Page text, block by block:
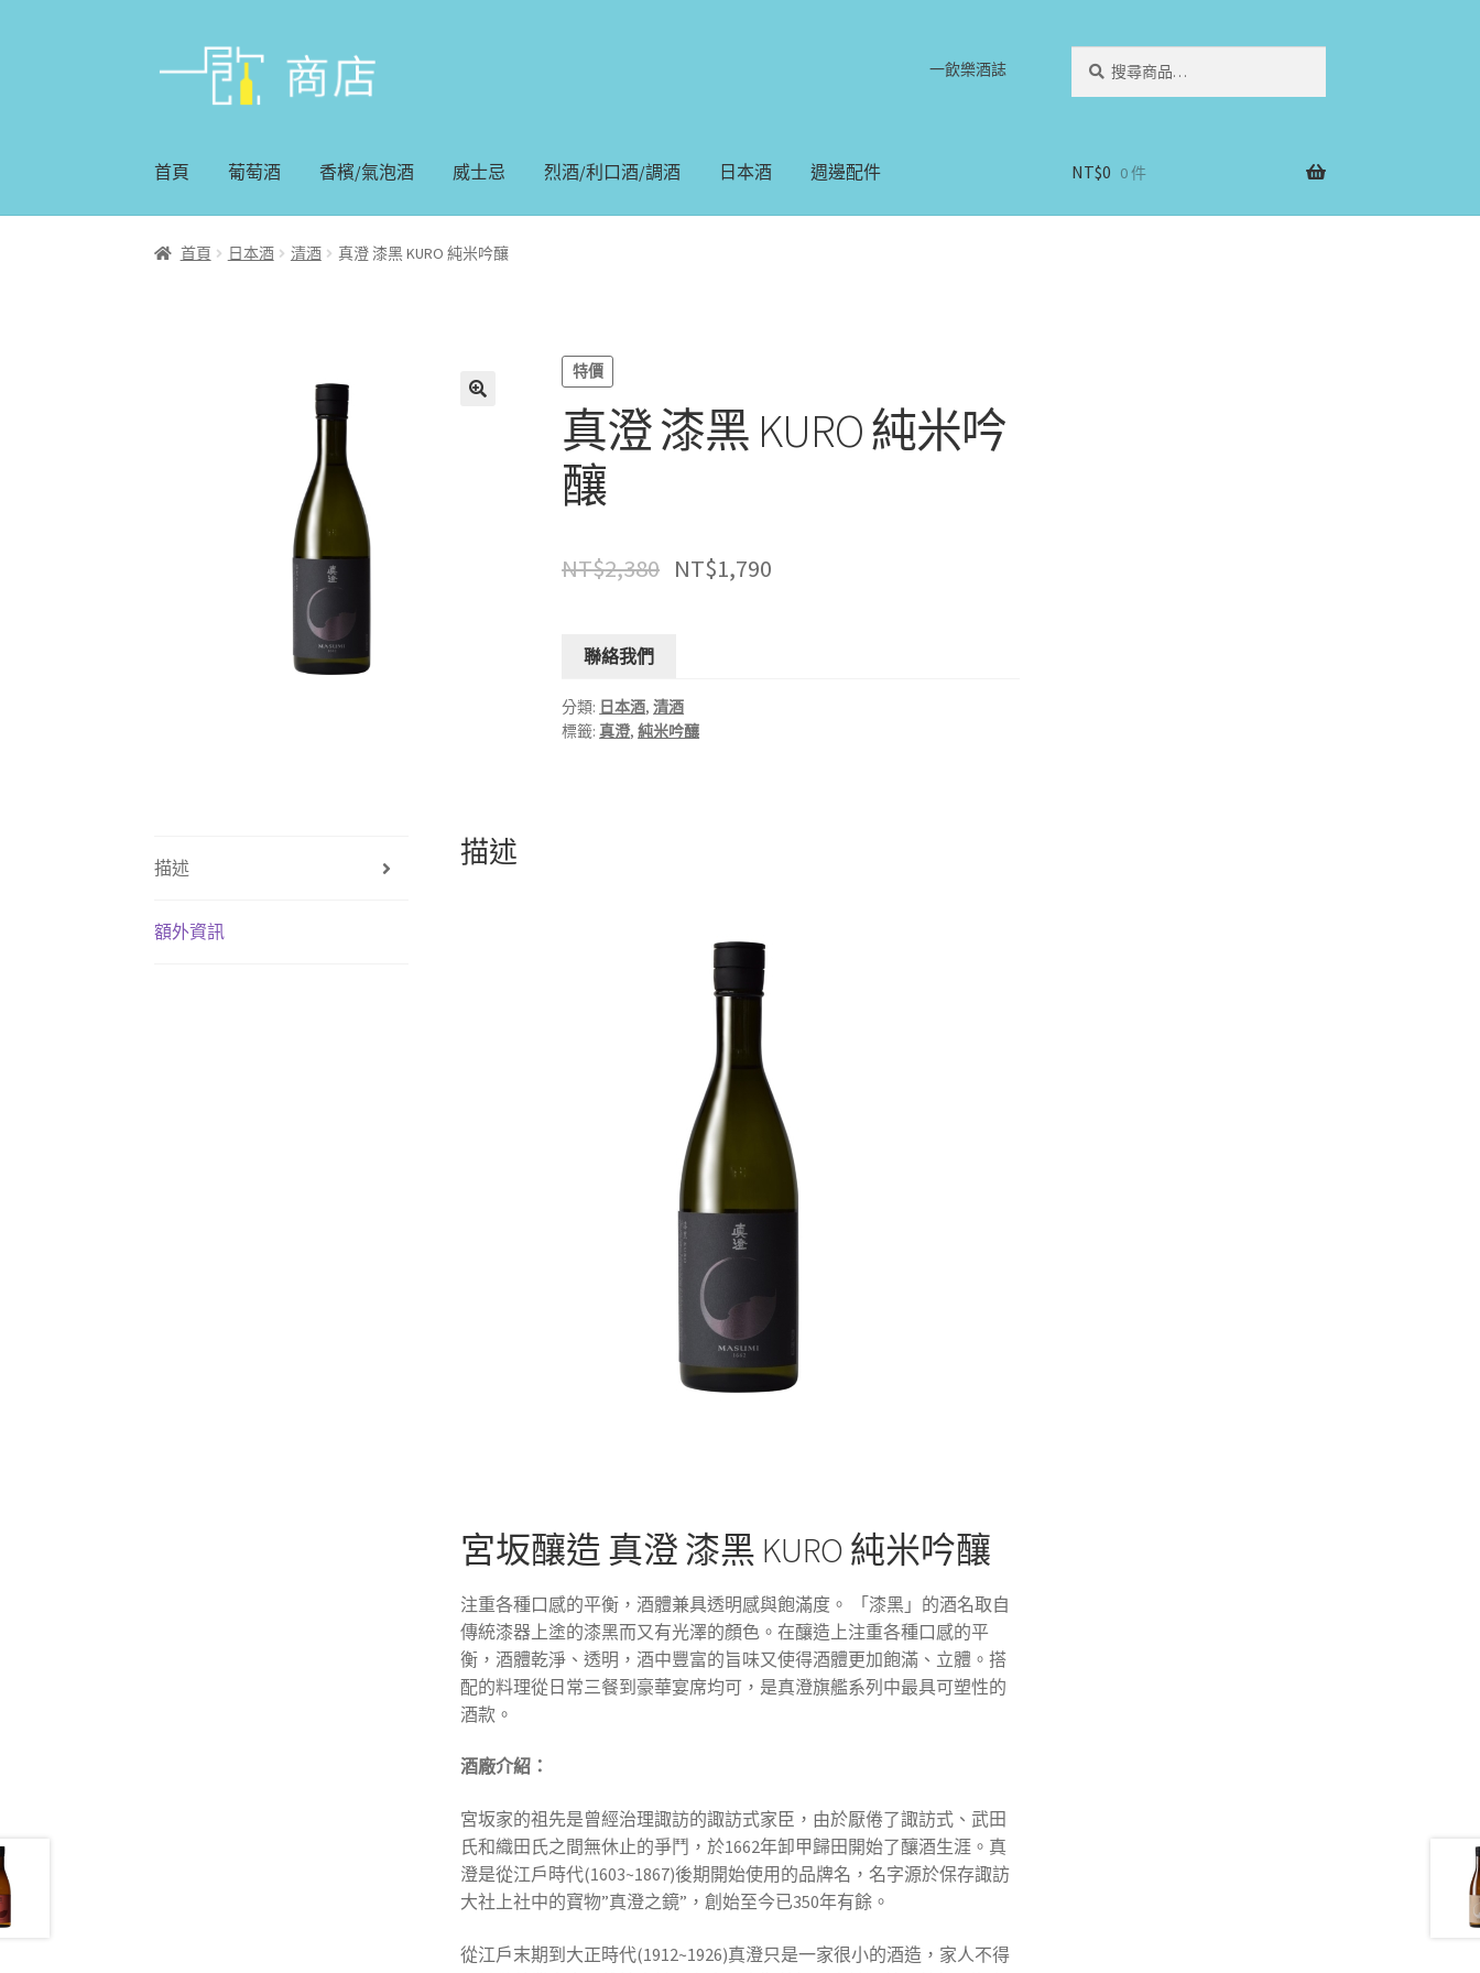
一飲樂酒誌
首頁 葡萄酒 香檳/氣泡酒 威士忌 烈酒/利口酒/調酒 日本酒 週邊配件 NT$0 0 件
首頁 日本酒 清酒 真澄 漆黑 KURO 純米吟釀
特價
真澄 漆黑 KURO 純米吟
釀
NT$2,380 NT$1,790
聯絡我們
分類: 日本酒,清酒
標籤:真澄,純米吟釀
描述
額外資訊
描述
宮坂釀造 真澄 漆黑 KURO 純米吟釀
注重各種口感的平衡，酒體兼具透明感與飽滿度。 「漆黑」的酒名取自
傳統漆器上塗的漆黑而又有光澤的顏色。在釀造上注重各種口感的平
衡，酒體乾淨、透明，酒中豐富的旨味又使得酒體更加飽滿、立體。搭
配的料理從日常三餐到豪華宴席均可，是真澄旗艦系列中最具可塑性的
酒款。
酒廠介紹：
宮坂家的祖先是曾經治理諏訪的諏訪式家臣，由於厭倦了諏訪式、武田
氏和織田氏之間無休止的爭鬥，於1662年卸甲歸田開始了釀酒生涯。真
澄是從江戶時代(1603~1867)後期開始使用的品牌名，名字源於保存諏訪
大社上社中的寶物”真澄之鏡”，創始至今已350年有餘。
從江戶末期到大正時代(1912~1926)真澄只是一家很小的酒造，家人不得